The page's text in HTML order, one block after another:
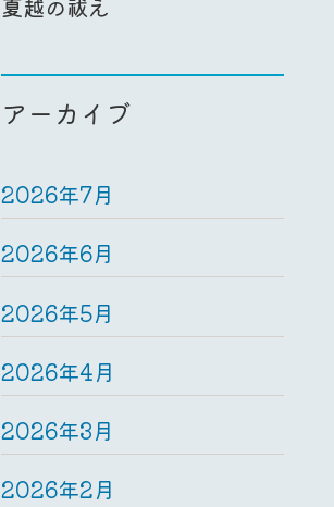
夏越の祓え
アーカイブ
2026年7月
2026年6月
2026年5月
2026年4月
2026年3月
2026年2月